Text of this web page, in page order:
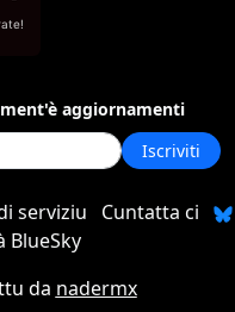
aggiornamenti
Iscriviti
serviziu
Cuntatta ci
BlueSky
da nadermx